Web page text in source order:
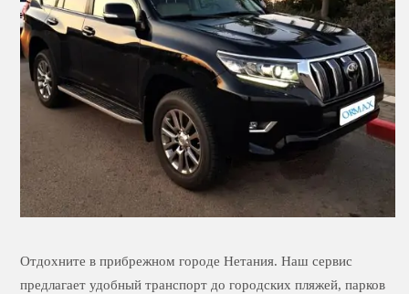
Отдохните в прибрежном городе Нетания. Наш сервис
предлагает удобный транспорт до городских пляжей, парков